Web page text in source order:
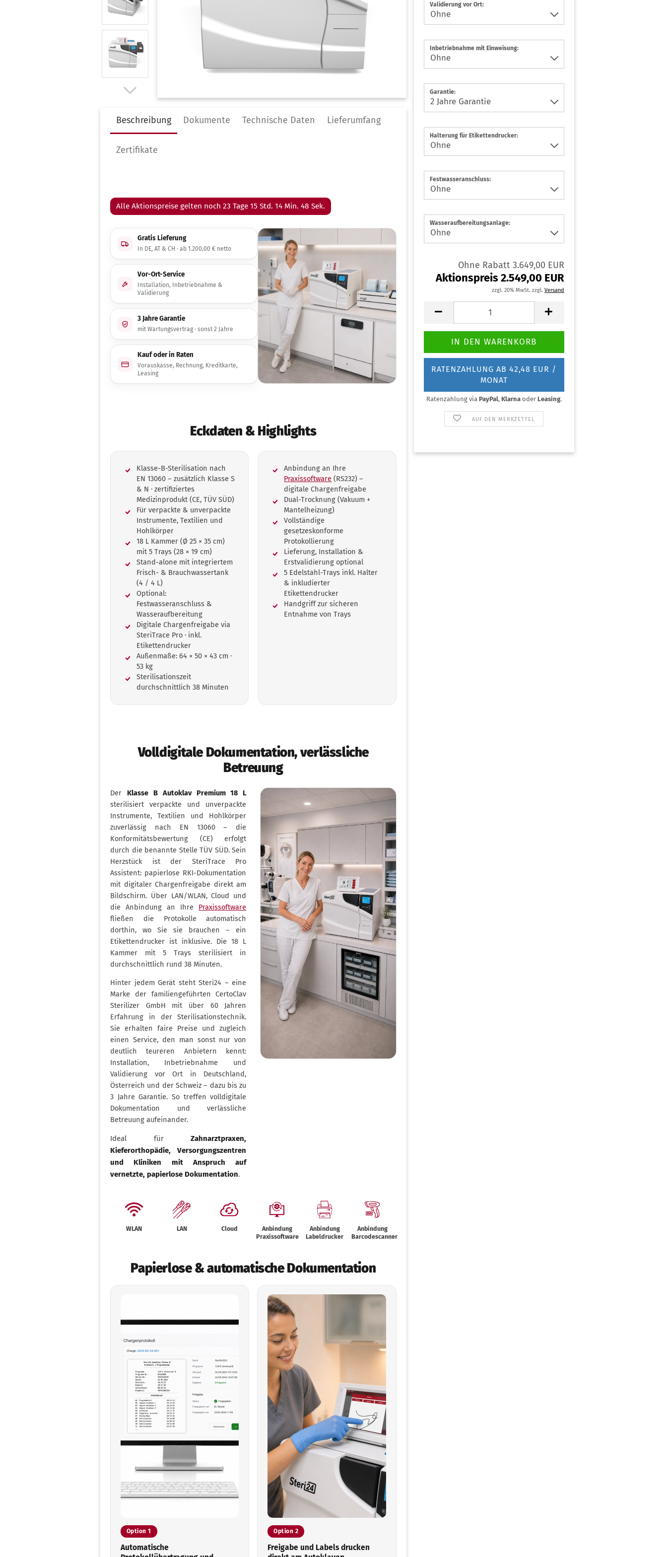
Infos zur Validierung
Infos zur Garantie
Instrumentenaufbereitung
nach RKI
Test & Indikatoren
Ultraschallreiniger Auswahl
Allgemeine Praxis
Augenklinik
Haarklinik
HNO
Urologie
Validierung vor Ort:
Inbetriebnahme mit Einweisung:
Garantie:
Halterung für Etikettendrucker:
Festwasseranschluss:
Wasseraufbereitungsanlage:
Ohne Rabatt 3.649,00 EUR
Aktionspreis 2.549,00 EUR
zzgl. 20% MwSt. zzgl. Versand
RATENZAHLUNG AB 42,48 EUR /
MONAT
Ratenzahlung via PayPal, Klarnaoder Leasing.
AUF DEN MERKZETTEL
Beschreibung Dokumente Technische Daten Lieferumfang
Zertifikate
Alle Aktionspreise gelten noch 23 Tage 15 Std. 14 Min. 48 Sek.
Gratis Lieferung
In DE, AT & CH · ab 1.200,00 € netto
Vor-Ort-Service
Installation, Inbetriebnahme &
Validierung
3 Jahre Garantie
mit Wartungsvertrag · sonst 2 Jahre
Kauf oder in Raten
Vorauskasse, Rechnung, Kreditkarte,
Leasing
Eckdaten & Highlights
Klasse-B-Sterilisation nach
EN 13060 – zusätzlich Klasse S
& N · zertifiziertes
Medizinprodukt (CE, TÜV SÜD)
Für verpackte & unverpackte
Instrumente, Textilien und
Hohlkörper
18 L Kammer (Ø 25 × 35 cm)
mit 5 Trays (28 × 19 cm)
Stand-alone mit integriertem
Frisch- & Brauchwassertank
(4 / 4 L)
Optional:
Festwasseranschluss &
Wasseraufbereitung
Digitale Chargenfreigabe via
SteriTrace Pro · inkl.
Etikettendrucker
Außenmaße: 64 × 50 × 43 cm ·
53 kg
Sterilisationszeit
durchschnittlich 38 Minuten
Anbindung an Ihre
Praxissoftware (RS232) –
digitale Chargenfreigabe
Dual-Trocknung (Vakuum +
Mantelheizung)
Vollständige
gesetzeskonforme
Protokollierung
Lieferung, Installation &
Erstvalidierung optional
5 Edelstahl-Trays inkl. Halter
& inkludierter
Etikettendrucker
Handgriff zur sicheren
Entnahme von Trays
Volldigitale Dokumentation, verlässliche
Betreuung
Der Klasse B Autoklav Premium 18 L
sterilisiert verpackte und unverpackte
Instrumente, Textilien und Hohlkörper
zuverlässig nach EN 13060 – die
Konformitätsbewertung (CE) erfolgt
durch die benannte Stelle TÜV SÜD. Sein
Herzstück ist der SteriTrace Pro
Assistent: papierlose RKI-Dokumentation
mit digitaler Chargenfreigabe direkt am
Bildschirm. Über LAN/WLAN, Cloud und
die Anbindung an Ihre Praxissoftware
fließen die Protokolle automatisch
dorthin, wo Sie sie brauchen – ein
Etikettendrucker ist inklusive. Die 18 L
Kammer mit 5 Trays sterilisiert in
durchschnittlich rund 38 Minuten.
Hinter jedem Gerät steht Steri24 – eine
Marke der familiengeführten CertoClav
Sterilizer GmbH mit über 60 Jahren
Erfahrung in der Sterilisationstechnik.
Sie erhalten faire Preise und zugleich
einen Service, den man sonst nur von
deutlich teureren Anbietern kennt:
Installation, Inbetriebnahme und
Validierung vor Ort in Deutschland,
Österreich und der Schweiz – dazu bis zu
3 Jahre Garantie. So treffen volldigitale
Dokumentation und verlässliche
Betreuung aufeinander.
Ideal fürZahnarztpraxen,
Kieferorthopädie, Versorgungszentren
und Kliniken mit Anspruch auf
vernetzte, papierlose Dokumentation.
WLAN LAN Cloud
Anbindung
Praxissoftware
Anbindung
Labeldrucker
Anbindung
Barcodescanner
Papierlose & automatische Dokumentation
Option 1
Automatische
Option 2
Freigabe und Labels drucken